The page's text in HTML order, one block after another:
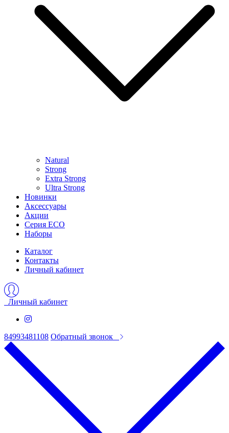
Natural
Strong
Extra Strong
Ultra Strong
Новинки
Аксессуары
Акции
Серия ECO
Наборы
Каталог
Контакты
Личный кабинет
Личный кабинет
84993481108 Обратный звонок